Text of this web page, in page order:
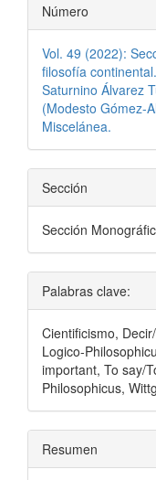
Número
Vol. 49 (2022):
filosofía
Saturnino Álvarez
(Modesto Gómez-
Miscelánea.
Sección
Sección
Palabras clave:
Cientificismo,
Logico-
important, To say/
Philosophicus,
Resumen